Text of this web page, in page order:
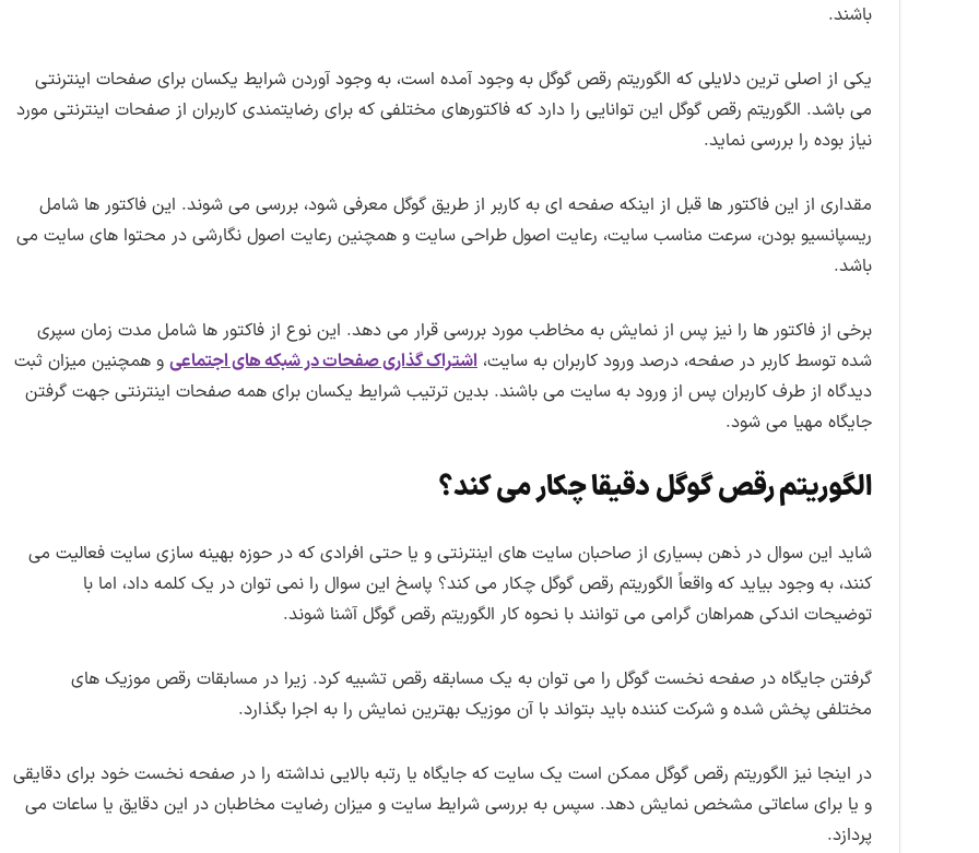
باشند.
یکی از اصلی ترین دلایلی که الگوریتم رقص گوگل به وجود آمده است، به وجود آوردن شرایط یکسان برای صفحات اینترنتی
می باشد. الگوریتم رقص گوگل این توانایی را دارد که فاکتورهای مختلفی که برای رضایتمندی کاربران از صفحات اینترنتی مورد
نیاز بوده را بررسی نماید.
مقداری از این فاکتور ها قبل از اینکه صفحه ای به کاربر از طریق گوگل معرفی شود، بررسی می شوند. این فاکتور ها شامل
ریسپانسیو بودن، سرعت مناسب سایت، رعایت اصول طراحی سایت و همچنین رعایت اصول نگارشی در محتوا های سایت می
باشد.
برخی از فاکتور ها را نیز پس از نمایش به مخاطب مورد بررسی قرار می دهد. این نوع از فاکتور ها شامل مدت زمان سپری
شده توسط کاربر در صفحه، درصد ورود کاربران به سایت، اشتراک گذاری صفحات در شبکه های اجتماعی و همچنین میزان ثبت
دیدگاه از طرف کاربران پس از ورود به سایت می باشند. بدین ترتیب شرایط یکسان برای همه صفحات اینترنتی جهت گرفتن
جایگاه مهیا می شود.
الگوریتم رقص گوگل دقیقا چکار می کند؟
شاید این سوال در ذهن بسیاری از صاحبان سایت های اینترنتی و یا حتی افرادی که در حوزه بهینه سازی سایت فعالیت می
کنند، به وجود بیاید که واقعاً الگوریتم رقص گوگل چکار می کند؟ پاسخ این سوال را نمی توان در یک کلمه داد، اما با
توضیحات اندکی همراهان گرامی می توانند با نحوه کار الگوریتم رقص گوگل آشنا شوند.
گرفتن جایگاه در صفحه نخست گوگل را می توان به یک مسابقه رقص تشبیه کرد. زیرا در مسابقات رقص موزیک های
مختلفی پخش شده و شرکت کننده باید بتواند با آن موزیک بهترین نمایش را به اجرا بگذارد.
در اینجا نیز الگوریتم رقص گوگل ممکن است یک سایت که جایگاه یا رتبه بالایی نداشته را در صفحه نخست خود برای دقایقی
و یا برای ساعاتی مشخص نمایش دهد. سپس به بررسی شرایط سایت و میزان رضایت مخاطبان در این دقایق یا ساعات می
پردازد.